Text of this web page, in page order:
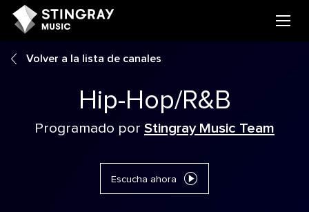
Volver a la lista de canales
Hip-Hop/R&B
Programado por Stingray Music Team
Escucha ahora